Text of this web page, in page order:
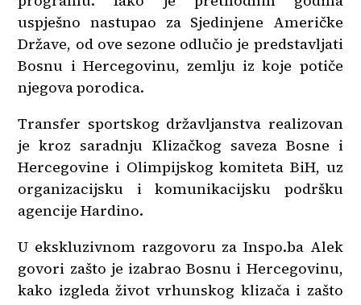
uspješno nastupao za Sjedinjene Američke
Države, od ove sezone odlučio je predstavljati
Bosnu i Hercegovinu, zemlju iz koje potiče
njegova porodica.
Transfer sportskog državljanstva realizovan
je kroz saradnju Klizačkog saveza Bosne i
Hercegovine i Olimpijskog komiteta BiH, uz
organizacijsku i komunikacijsku podršku
agencije Hardino.
U ekskluzivnom razgovoru za Inspo.ba Alek
govori zašto je izabrao Bosnu i Hercegovinu,
kako izgleda život vrhunskog klizača i zašto